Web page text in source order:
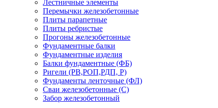
Лестничные элементы
Перемычки железобетонные
Плиты парапетные
Плиты ребристые
Прогоны железобетонные
Фундаментные балки
Фундаментные изделия
Балки фундаментные (ФБ)
Ригели (РВ,РОП,РДП, Р)
Фундаменты ленточные (ФЛ)
Сваи железобетонные (С)
Забор железобетонный